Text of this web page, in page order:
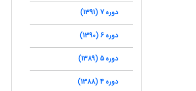
دوره 7 (1391)
دوره 6 (1390)
دوره 5 (1389)
دوره 4 (1388)